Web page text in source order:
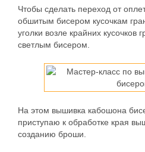
Чтобы сделать переход от
обшитым бисером кусочкам
уголки возле крайних кусочков
светлым бисером.
На этом вышивка кабошона
приступаю к обработке края
созданию броши.